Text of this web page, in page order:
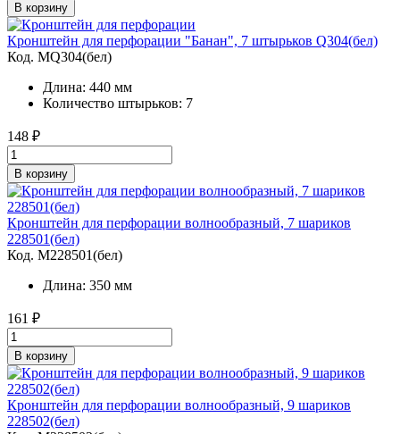
В корзину
Кронштейн для перфорации "Банан", 7 штырьков Q304(бел)
Код. MQ304(бел)
Длина: 440 мм
Количество штырьков: 7
148 ₽
В корзину
Кронштейн для перфорации волнообразный, 7 шариков
228501(бел)
Код. M228501(бел)
Длина: 350 мм
161 ₽
В корзину
Кронштейн для перфорации волнообразный, 9 шариков
228502(бел)